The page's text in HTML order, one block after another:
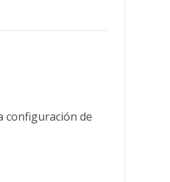
configuración de